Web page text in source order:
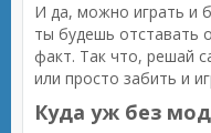
И да, можно играть и
ты будешь отставать
факт. Так что, решай
или просто забить и
Куда уж без